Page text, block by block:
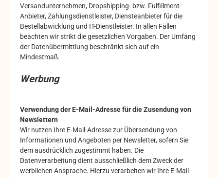
Versandunternehmen, Dropshipping- bzw. Fulfillment-
Anbieter, Zahlungsdienstleister, Diensteanbieter für die
Bestellabwicklung und IT-Dienstleister. In allen Fällen
beachten wir strikt die gesetzlichen Vorgaben. Der Umfang
der Datenübermittlung beschränkt sich auf ein
Mindestmaß.
Werbung
Verwendung der E-Mail-Adresse für die Zusendung von
Newslettern
Wir nutzen Ihre E-Mail-Adresse zur Übersendung von
Informationen und Angeboten per Newsletter, sofern Sie
dem ausdrücklich zugestimmt haben. Die
Datenverarbeitung dient ausschließlich dem Zweck der
werblichen Ansprache. Hierzu verarbeiten wir Ihre E-Mail-